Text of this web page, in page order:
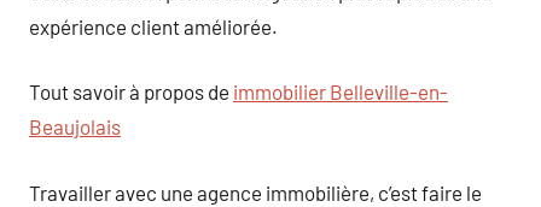
expérience client améliorée.
Tout savoir à propos de immobilier Belleville-en-
Beaujolais
Travailler avec une agence immobilière, c’est faire le